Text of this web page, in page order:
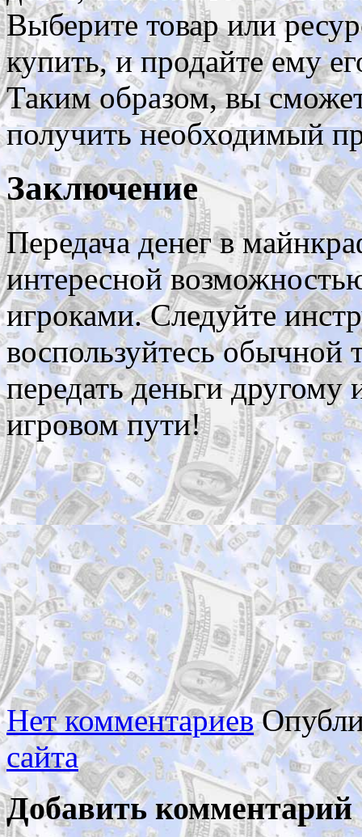
Выберите товар или
купить, и продайте ему
Таким образом, вы
получить необходимый
Заключение
Передача денег в
интересной
игроками. Следуйте
воспользуйтесь обычной
передать деньги
игровом пути!
Нет комментариев
сайта
Добавить комментарий